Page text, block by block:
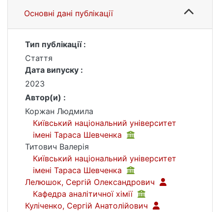
Основні дані публікації
Тип публікації :
Стаття
Дата випуску :
2023
Автор(и) :
Коржан Людмила
Київський національний університет
імені Тараса Шевченка
Титович Валерія
Київський національний університет
імені Тараса Шевченка
Лелюшок, Сергій Олександрович
Кафедра аналітичної хімії
Куліченко, Сергій Анатолійович